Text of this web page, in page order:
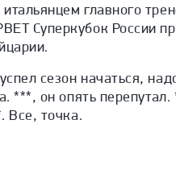
главного
Суперкубок России
сезон начаться,
***, он опять
Все, точка.